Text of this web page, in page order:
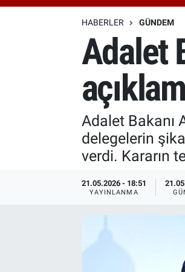
HABERLER GÜNDEM
Adalet
Adalet Bakanı
delegelerin
verdi. Kararın
21.05.2026 - 18:51
YAYINLANMA
Özel Haberler
Özel Haberler
Erişim Bilgileri
Haber Arşivi